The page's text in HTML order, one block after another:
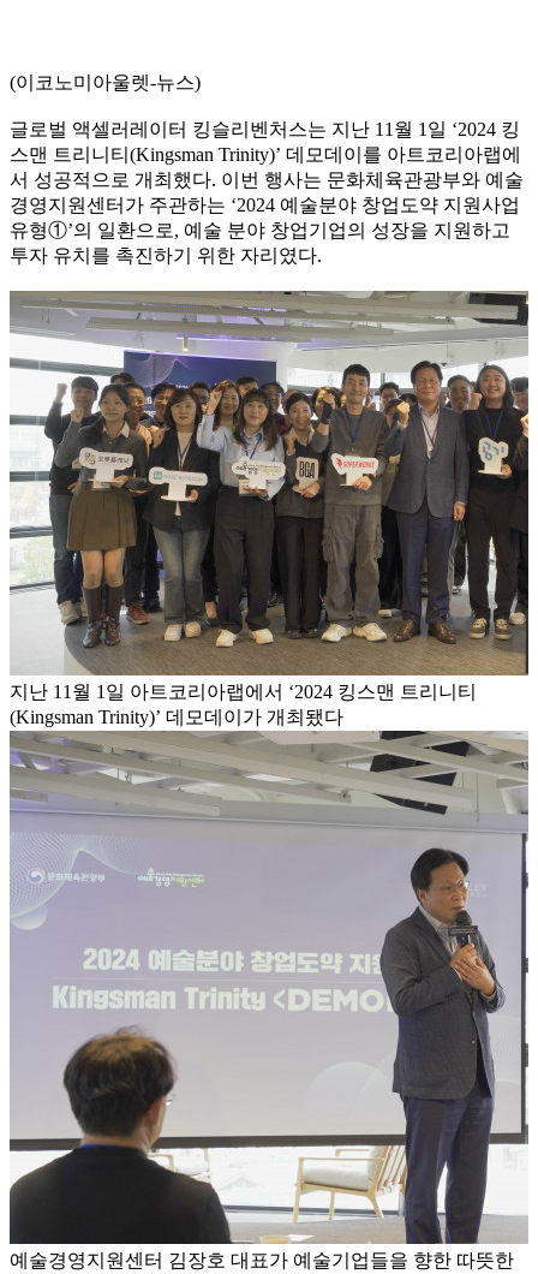
(이코노미아울렛-뉴스)
글로벌 액셀러레이터 킹슬리벤처스는 지난 11월 1일 ‘2024 킹
스맨 트리니티(Kingsman Trinity)’ 데모데이를 아트코리아랩에
서 성공적으로 개최했다. 이번 행사는 문화체육관광부와 예술
경영지원센터가 주관하는 ‘2024 예술분야 창업도약 지원사업
유형①’의 일환으로, 예술 분야 창업기업의 성장을 지원하고
투자 유치를 촉진하기 위한 자리였다.
지난 11월 1일 아트코리아랩에서 ‘2024 킹스맨 트리니티
(Kingsman Trinity)’ 데모데이가 개최됐다
예술경영지원센터 김장호 대표가 예술기업들을 향한 따뜻한